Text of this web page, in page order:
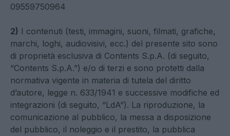
09559750964
2) I contenuti (testi, immagini, suoni, filmati, grafiche,
marchi, loghi, audiovisivi, ecc.) del presente sito sono
di proprietà esclusiva di Contents S.p.A. (di seguito,
“Contents S.p.A.”) e/o di terzi e sono protetti dalla
normativa vigente in materia di tutela del diritto
d’autore, legge n. 633/1941 e successive modifiche ed
integrazioni (di seguito, “LdA”). La riproduzione, la
comunicazione al pubblico, la messa a disposizione
del pubblico, il noleggio e il prestito, la pubblica